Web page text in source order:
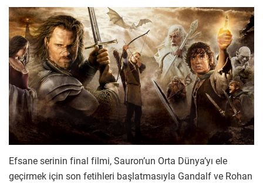
Efsane serinin final filmi, Sauron’un Orta Dünya’yı ele
geçirmek için son fetihleri başlatmasıyla Gandalf ve Rohan